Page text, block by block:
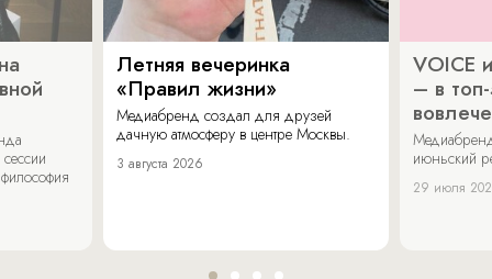
Летняя вечеринка
«Правил жизни»
Медиабренд создал для друзей
дачную атмосферу в центре Москвы.
3 августа 2026
VOICE
– в
июньский
29 июля